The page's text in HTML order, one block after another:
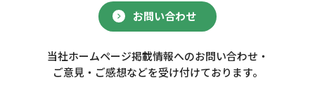
お問い合わせ
当社ホームページ掲載情報へのお問い合わせ・
ご意見・ご感想などを受け付けております。